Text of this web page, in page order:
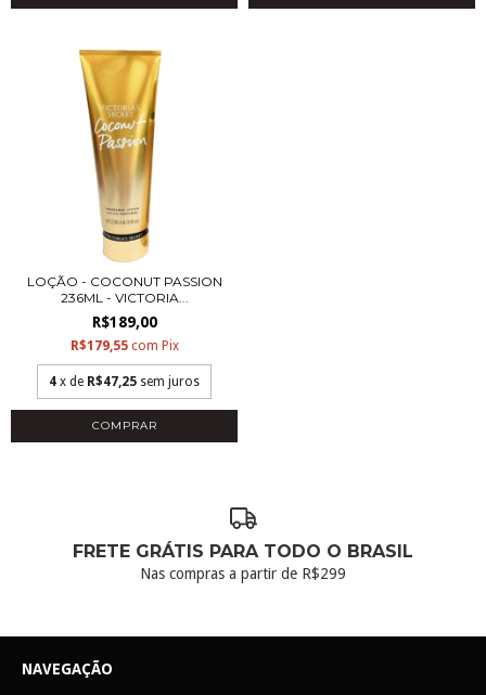
LOÇÃO - COCONUT PASSION
236ML - VICTORIA...
R$189,00
R$179,55 com Pix
4 x de R$47,25 sem juros
COMPRAR
FRETE GRÁTIS PARA TODO O BRASIL
Nas compras a partir de R$299
NAVEGAÇÃO